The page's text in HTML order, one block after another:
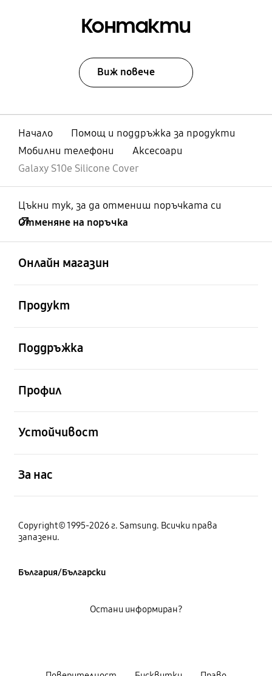
Контакти
Виж повече
Начало
Помощ и поддръжка за продукти
Мобилни телефони
Аксесоари
Galaxy S10e Silicone Cover
Цъкни тук, за да отмениш поръчката си
Отменяне на поръчка
Онлайн магазин
Продукт
Поддръжка
Профил
Устойчивост
За нас
Copyright© 1995-2026 г. Samsung. Всички права
запазени.
България/Български
Остани информиран?